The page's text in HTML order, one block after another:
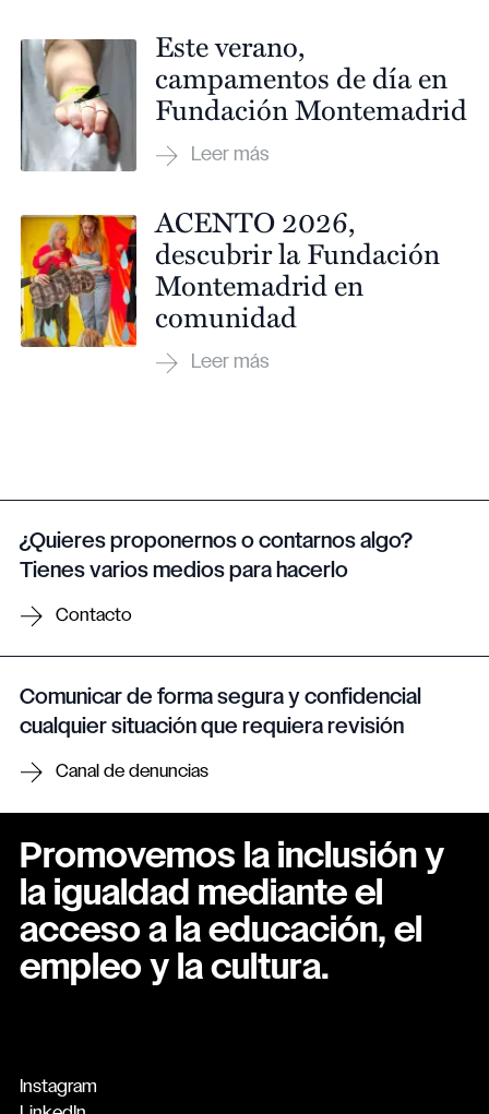
Este verano,
campamentos de día en
Fundación Montemadrid
ACENTO 2026,
descubrir la Fundación
Montemadrid en
comunidad
¿Quieres proponernos o contarnos algo?
Tienes varios medios para hacerlo
Contacto
Comunicar de forma segura y confidencial
cualquier situación que requiera revisión
Canal de denuncias
Promovemos la inclusión y
la igualdad mediante el
acceso a la educación, el
empleo y la cultura.
Instagram